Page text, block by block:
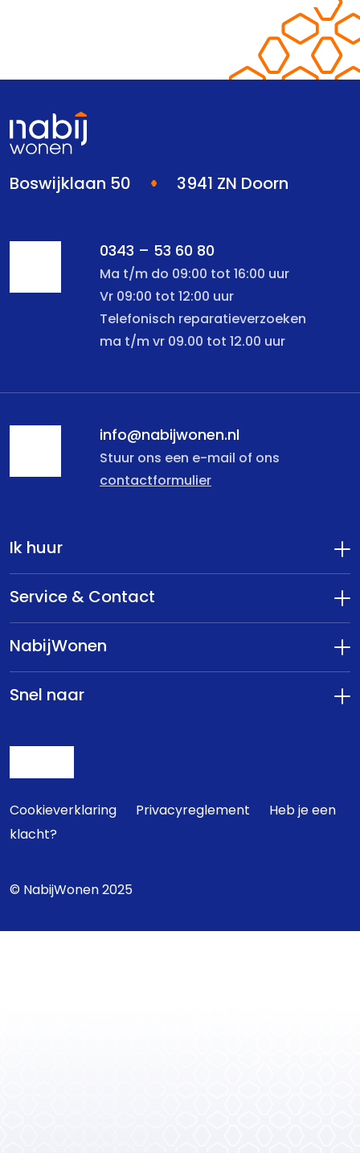
Boswijklaan 50 3941 ZN Doorn
0343 – 53 60 80
Ma t/m do 09:00 tot 16:00 uur
Vr 09:00 tot 12:00 uur
Telefonisch reparatieverzoeken
ma t/m vr 09.00 tot 12.00 uur
info@nabijwonen.nl
Stuur ons een e-mail of ons
contactformulier
Ik huur
Service & Contact
NabijWonen
Snel naar
Cookieverklaring Privacyreglement
Heb je een
klacht?
© NabijWonen 2025